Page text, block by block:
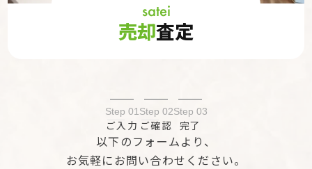
satei
売却査定
Step 01
ご入力
Step 02
ご確認
Step 03
完了
以下のフォームより、
お気軽にお問い合わせください。